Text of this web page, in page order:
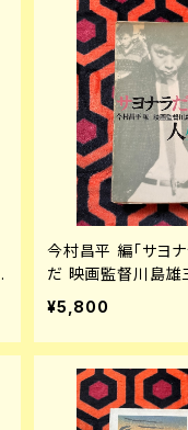
今村昌平 編「サヨ
だ 映画監督川島雄
版 ノーベル書房 フ
尾文子
¥5,800